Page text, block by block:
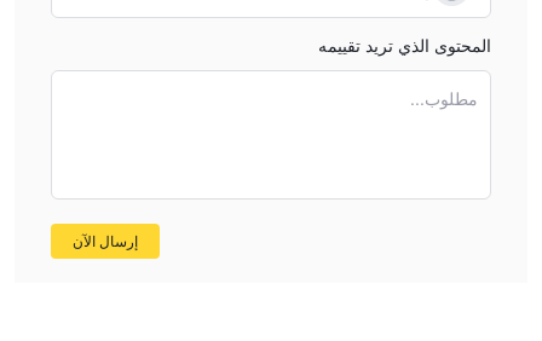
المحتوى الذي تريد تقييمه
مطلوب...
إرسال الآن